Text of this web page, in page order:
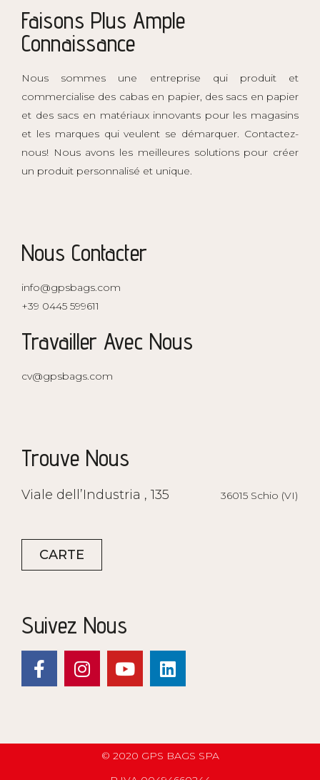
Faisons Plus Ample
Connaissance
Nous sommes une entreprise qui produit et
commercialise des cabas en papier, des sacs en papier
et des sacs en matériaux innovants pour les magasins
et les marques qui veulent se démarquer. Contactez-
nous! Nous avons les meilleures solutions pour créer
un produit personnalisé et unique.
Nous Contacter
info@gpsbags.com
+39 0445 599611
Travailler Avec Nous
cv@gpsbags.com
Trouve Nous
Viale dell’Industria , 135 36015 Schio (VI)
CARTE
Suivez Nous
© 2020 GPS BAGS SPA